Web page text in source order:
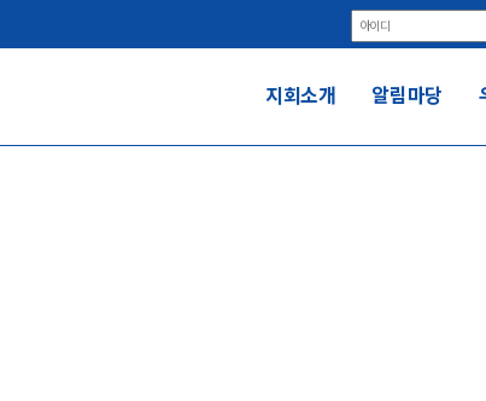
지회소개 알림마당